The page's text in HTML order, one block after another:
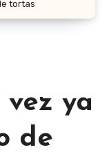
tortas
ya
de